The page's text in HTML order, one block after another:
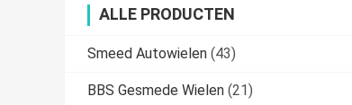
ALLE PRODUCTEN
Smeed Autowielen (43)
BBS Gesmede Wielen (21)